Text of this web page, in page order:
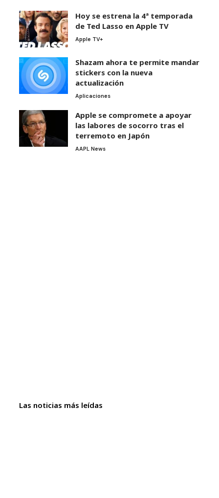
Hoy se estrena la 4ª temporada
de Ted Lasso en Apple TV
Apple TV+
Shazam ahora te permite mandar
stickers con la nueva
actualización
Aplicaciones
Apple se compromete a apoyar
las labores de socorro tras el
terremoto en Japón
AAPL News
Las noticias más leídas